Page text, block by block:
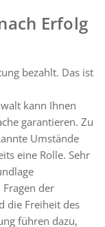
Erfolg
bezahlt. Das ist
kann Ihnen
garantieren. Zu
Umstände
eine Rolle. Sehr
der
die Freiheit des
führen dazu,